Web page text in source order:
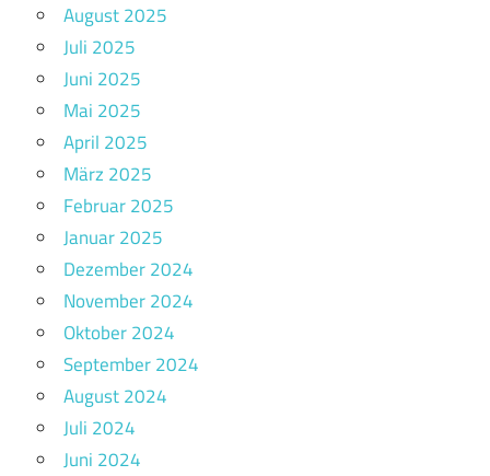
August 2025
Juli 2025
Juni 2025
Mai 2025
April 2025
März 2025
Februar 2025
Januar 2025
Dezember 2024
November 2024
Oktober 2024
September 2024
August 2024
Juli 2024
Juni 2024